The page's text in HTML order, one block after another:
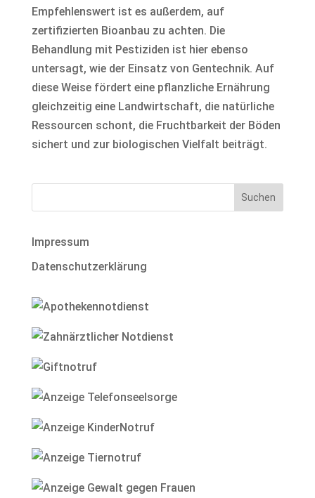
Empfehlenswert ist es außerdem, auf
zertifizierten Bioanbau zu achten. Die
Behandlung mit Pestiziden ist hier ebenso
untersagt, wie der Einsatz von Gentechnik. Auf
diese Weise fördert eine pflanzliche Ernährung
gleichzeitig eine Landwirtschaft, die natürliche
Ressourcen schont, die Fruchtbarkeit der Böden
sichert und zur biologischen Vielfalt beiträgt.
Impressum
Datenschutzerklärung